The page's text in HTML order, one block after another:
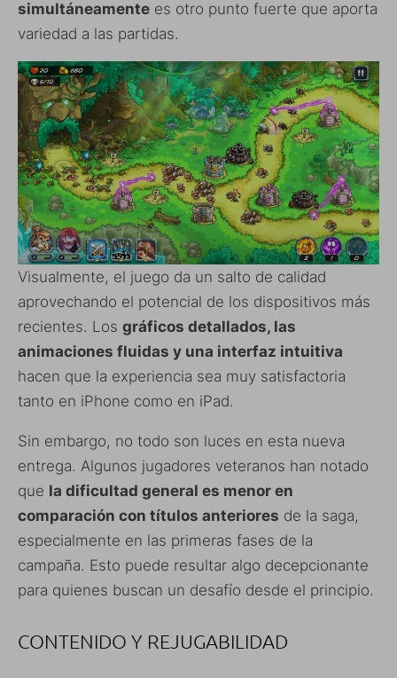
simultáneamente es otro punto fuerte que aporta
variedad a las partidas.
Visualmente, el juego da un salto de calidad
aprovechando el potencial de los dispositivos más
recientes. Los gráficos detallados, las
animaciones fluidas y una interfaz intuitiva
hacen que la experiencia sea muy satisfactoria
tanto en iPhone como en iPad.
Sin embargo, no todo son luces en esta nueva
entrega. Algunos jugadores veteranos han notado
que la dificultad general es menor en
comparación con títulos anteriores de la saga,
especialmente en las primeras fases de la
campaña. Esto puede resultar algo decepcionante
para quienes buscan un desafío desde el principio.
CONTENIDO Y REJUGABILIDAD